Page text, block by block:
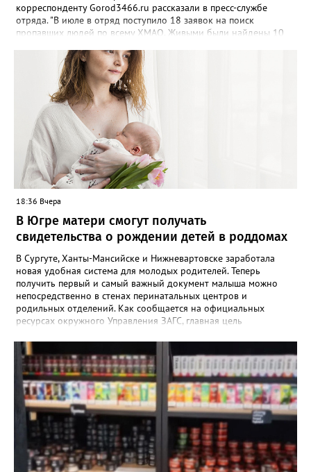
корреспонденту Gorod3466.ru рассказали в пресс-службе
отряда. "В июле в отряд поступило 18 заявок на поиск
пропавших людей по всему ХМАО. Живыми были найдены 10
пресс-службе. В отряде отметили, что до сих пор не нашли трех
пропавших жителей региона, однако их поиски продолжаются -
распространяются ориентировки, проверяются свидетельства.
Ранее Gorod3466.ru сообщал, что большинство случаев
пропажи детей в ХМАО фиксировались в Нижневартовске и
Сургуте.
18:36 Вчера
В Югре матери смогут получать
свидетельства о рождении детей в роддомах
В Сургуте, Ханты-Мансийске и Нижневартовске заработала
новая удобная система для молодых родителей. Теперь
получить первый и самый важный документ малыша можно
непосредственно в стенах перинатальных центров и
родильных отделений. Как сообщается на официальных
ресурсах окружного Управления ЗАГС, главная цель
бюрократии в первые дни после выписки. Специалисты начали
вести прием прямо на базе крупнейших медицинских
учреждений региона. «Теперь мамочкам и их родным не нужно
специально искать время, записываться и ехать в отдел ЗАГС.
Вся процедура регистрации рождения проходит в комфортной
обстановке, пока семья еще находится в больнице», —
подчеркивают в ведомстве. Информацию о графике работы
новых кабинетов в Сургуте, Ханты-Мансийске и
Нижневартовске обещают опубликовать в ближайшее время
на официальных страницах ведомств.